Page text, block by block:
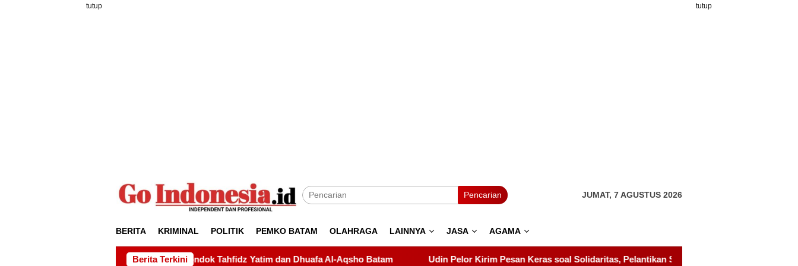
tutup tutup
Pencarian JUMAT, 7 AGUSTUS 2026
BERITA KRIMINAL POLITIK PEMKO BATAM OLAHRAGA LAINNYA JASA AGAMA
Berita Terkini
kepada Pondok Tahfidz Yatim dan Dhuafa Al-Aqsho Batam Udin Pelor Kirim Pesan Keras soal Solidaritas, Pelantikan Sambang Gagak Hitam Jadi Sinyal Kekuatan Baru